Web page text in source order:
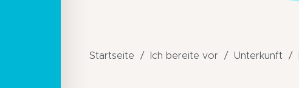
Startseite Ich bereite vor Unterkunft